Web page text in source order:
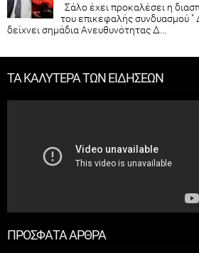
Σάλο έχει προκαλέσει η
του επικεφαλής συνδυασμού "
δείχνει σημάδια Ανευθυνότητας Δ...
ΤΑ ΚΑΛΥΤΕΡΑ ΤΩΝ ΕΙΔΗΣΕΩΝ
ΠΡΟΣΦΑΤΑ ΑΡΘΡΑ